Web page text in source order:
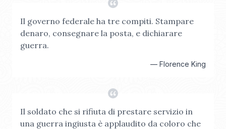
Il governo federale ha tre compiti. Stampare
denaro, consegnare la posta, e dichiarare
guerra.
— Florence King
Il soldato che si rifiuta di prestare servizio in
una guerra ingiusta è applaudito da coloro che